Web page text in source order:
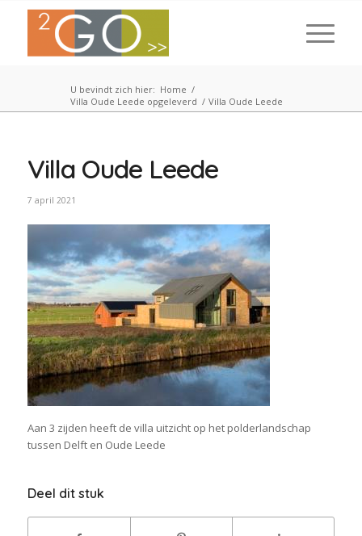
U bevindt zich hier: Home /
Villa Oude Leede opgeleverd / Villa Oude Leede
Villa Oude Leede
7 april 2021
Aan 3 zijden heeft de villa uitzicht op het polderlandschap
tussen Delft en Oude Leede
Deel dit stuk